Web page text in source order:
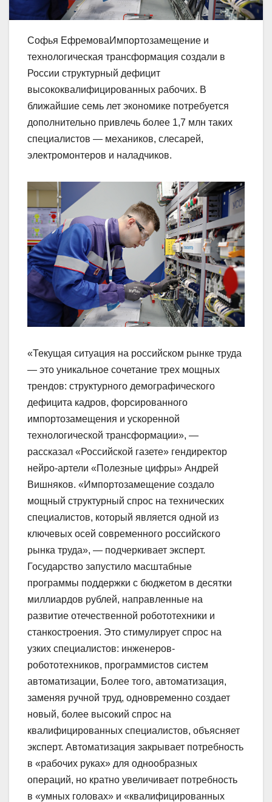
Софья ЕфремоваИмпортозамещение и
технологическая трансформация создали в
России структурный дефицит
высококвалифицированных рабочих. В
ближайшие семь лет экономике потребуется
дополнительно привлечь более 1,7 млн таких
специалистов — механиков, слесарей,
электромонтеров и наладчиков.
«Текущая ситуация на российском рынке труда
— это уникальное сочетание трех мощных
трендов: структурного демографического
дефицита кадров, форсированного
импортозамещения и ускоренной
технологической трансформации», —
рассказал «Российской газете» гендиректор
нейро-артели «Полезные цифры» Андрей
Вишняков. «Импортозамещение создало
мощный структурный спрос на технических
специалистов, который является одной из
ключевых осей современного российского
рынка труда», — подчеркивает эксперт.
Государство запустило масштабные
программы поддержки с бюджетом в десятки
миллиардов рублей, направленные на
развитие отечественной робототехники и
станкостроения. Это стимулирует спрос на
узких специалистов: инженеров-
робототехников, программистов систем
автоматизации, Более того, автоматизация,
заменяя ручной труд, одновременно создает
новый, более высокий спрос на
квалифицированных специалистов, объясняет
эксперт. Автоматизация закрывает потребность
в «рабочих руках» для однообразных
операций, но кратно увеличивает потребность
в «умных головах» и «квалифицированных